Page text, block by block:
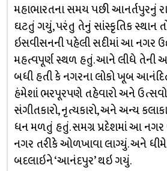
મહાભારતના સમય પછી આનર્તપુરનું
ઘટતું ગયું, પરંતુ તેનું સાંસ્કૃતિક સ્થાન
ઇસવીસનની પહેલી સદીમાં આ નગર
મહત્વપૂર્ણ સ્થળ હતું. આને લીધે તેની
બધી હતી કે નગરના લોકો ખૂબ
હંમેશાં ભરપૂરપણે તહેવારો અને
સંગીતકારો, નૃત્યકારો, અને અન્ય
ધન મળતું હતું. સમગ્ર પ્રદેશમાં આ
નગર તરીકે ઓળખાવા લાગ્યું. અને
બદલાઇને ‘આનંદપુર’ થઇ ગયું.